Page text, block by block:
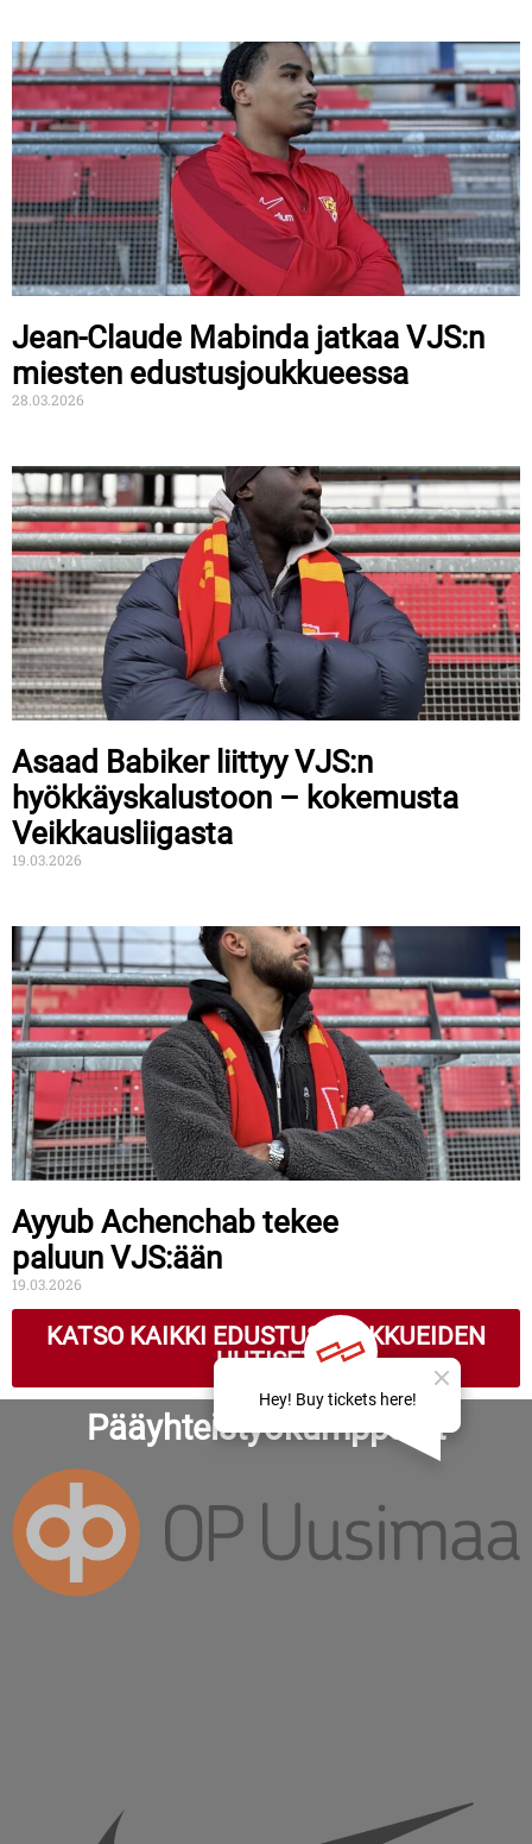
Jean-Claude Mabinda jatkaa VJS:n
miesten edustusjoukkueessa
28.03.2026
Asaad Babiker liittyy VJS:n
hyökkäyskalustoon – kokemusta
Veikkausliigasta
19.03.2026
Ayyub Achenchab tekee
paluun VJS:ään
19.03.2026
KATSO KAIKKI EDUSTUSJOUKKUEIDEN
UUTISET
Pääyhteistyökumppanit